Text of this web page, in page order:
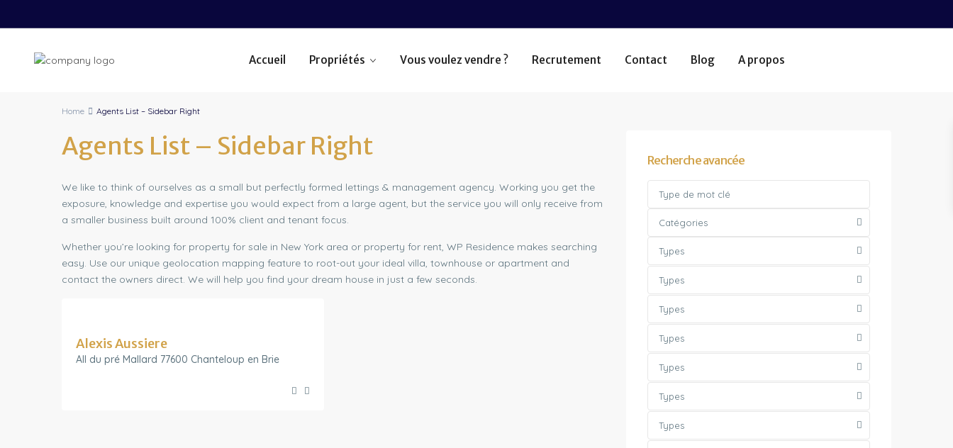
Accueil Propriétés Vous voulez vendre ? Recrutement Contact Blog A propos
Home Agents List – Sidebar Right
Agents List – Sidebar Right
We like to think of ourselves as a small but perfectly formed lettings & management agency. Working you get the
exposure, knowledge and expertise you would expect from a large agent, but the service you will only receive from
a smaller business built around 100% client and tenant focus.
Whether you’re looking for property for sale in New York area or property for rent, WP Residence makes searching
easy. Use our unique geolocation mapping feature to root-out your ideal villa, townhouse or apartment and
contact the owners direct. We will help you find your dream house in just a few seconds.
Alexis Aussiere
All du pré Mallard 77600 Chanteloup en Brie
Recherche avancée
Catégories
Types
Types
Types
Types
Types
Types
Types